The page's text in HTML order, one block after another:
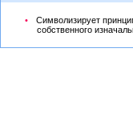
Символизирует
собственного